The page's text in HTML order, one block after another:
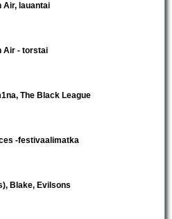
Air, lauantai
Air - torstai
The Black League
-festivaalimatka
Blake, Evilsons